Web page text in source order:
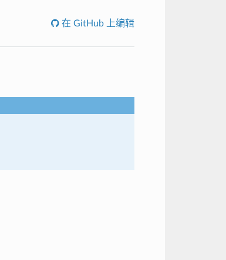
在 GitHub 上编辑